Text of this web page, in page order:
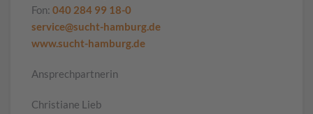
Fon: 040 284 99 18-0
service@sucht-hamburg.de
www.sucht-hamburg.de
Ansprechpartnerin
Christiane Lieb